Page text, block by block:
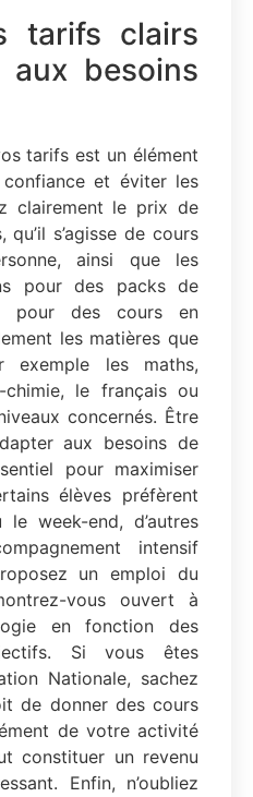
tarifs clairs
aux besoins
tarifs est un élément
et éviter les
clairement le prix de
s’agisse de cours
ainsi que les
pour des packs de
pour des cours en
les matières que
exemple les maths,
chimie, le français ou
concernés. Être
aux besoins de
pour maximiser
élèves préfèrent
week-end, d’autres
intensif
un emploi du
vous ouvert à
en fonction des
Si vous êtes
Nationale, sachez
de donner des cours
de votre activité
constituer un revenu
Enfin, n’oubliez